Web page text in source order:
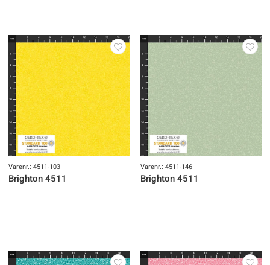
Varenr.: 4511-103
Brighton 4511
Varenr.: 4511-146
Brighton 4511